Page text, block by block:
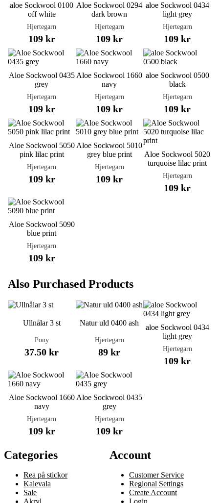
aloe Sockwool 0100
off white
Hjertegarn
109 kr
Aloe Sockwool 0294
dark brown
Hjertegarn
109 kr
aloe Sockwool 0434
light grey
Hjertegarn
109 kr
Aloe Sockwool 0435
grey
Hjertegarn
109 kr
Aloe Sockwool 1660
navy
Hjertegarn
109 kr
aloe Sockwool 0500
black
Hjertegarn
109 kr
Aloe Sockwool 5050
pink lilac print
Hjertegarn
109 kr
Aloe Sockwool 5010
grey blue print
Hjertegarn
109 kr
Aloe Sockwool 5020
turquoise lilac print
Hjertegarn
109 kr
Aloe Sockwool 5090
blue print
Hjertegarn
109 kr
Also Purchased Products
Ullnålar 3 st
Pony
37.50 kr
Natur uld 0400 ash
Hjertegarn
89 kr
aloe Sockwool 0434
light grey
Hjertegarn
109 kr
Aloe Sockwool 1660
navy
Hjertegarn
109 kr
Aloe Sockwool 0435
grey
Hjertegarn
109 kr
Categories
Rea på stickor
Kalevala
Sale
Akryl
Account
Customer Service
Regional Settings
Create Account
Login